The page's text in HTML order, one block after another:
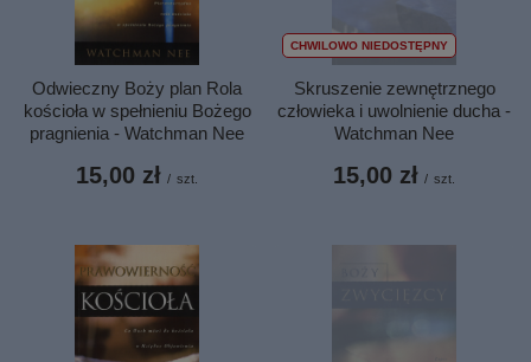
Odwieczny Boży plan Rola
kościoła w spełnieniu Bożego
pragnienia - Watchman Nee
15,00 zł / szt.
CHWILOWO NIEDOSTĘPNY
Skruszenie zewnętrznego
człowieka i uwolnienie ducha -
Watchman Nee
15,00 zł / szt.